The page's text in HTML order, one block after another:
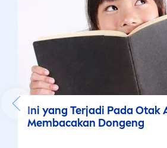
Ini yang Terjadi Pada Otak
Membacakan Dongeng